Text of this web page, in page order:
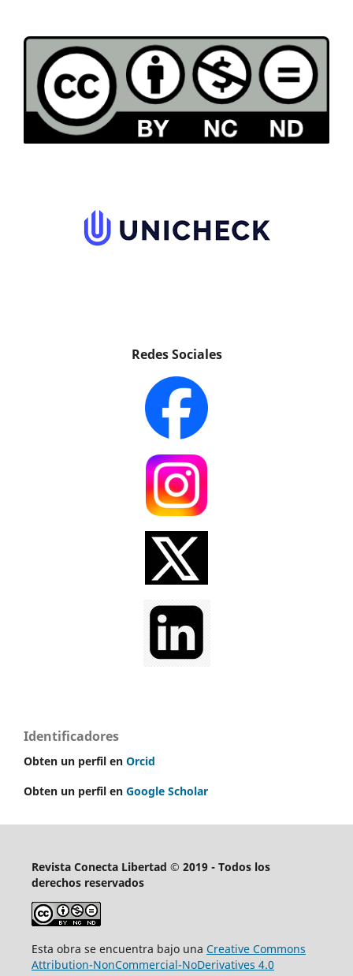
Redes Sociales
Identificadores
Obten un perfil en Orcid
Obten un perfil en Google Scholar
Revista Conecta Libertad © 2019 - Todos los
derechos reservados
Esta obra se encuentra bajo una Creative Commons
Attribution-NonCommercial-NoDerivatives 4.0